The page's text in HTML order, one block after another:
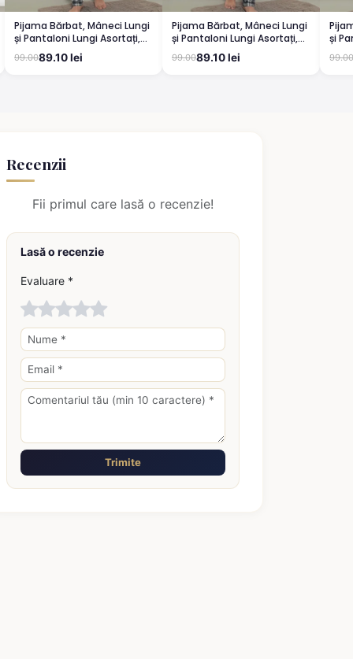
Pijama Bărbat, Mâneci Lungi
și Pantaloni Lungi Asortați,
Imprimeu Locomotivă, gri
99.0089.10 lei
Pijama Bărbat, Mâneci Lungi
și Pantaloni Lungi Asortați,
Imprimeu locomotiva, gri
închis
99.0089.10 lei
și
99.00
Recenzii
Fii primul care lasă o recenzie!
Lasă o recenzie
Evaluare *
Trimite